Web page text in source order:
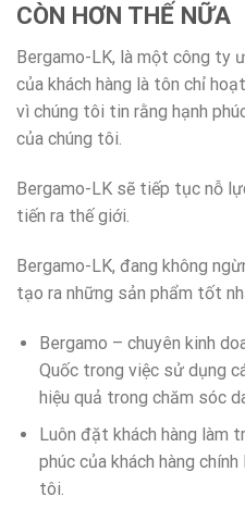
CÒN HƠN THẾ NỮA
Bergamo-LK, là một công ty
của khách hàng là tôn chỉ
vì chúng tôi tin rằng hạnh
của chúng tôi.
Bergamo-LK sẽ tiếp tục nỗ
tiến ra thế giới.
Bergamo-LK, đang không
tạo ra những sản phẩm tốt
Bergamo – chuyên kinh
Quốc trong việc sử dụng
hiệu quả trong chăm sóc
Luôn đặt khách hàng làm
phúc của khách hàng
tôi.